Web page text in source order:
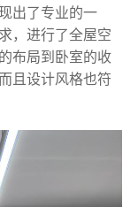
出了专业的一
，进行了全屋空
布局到卧室的收
且设计风格也符